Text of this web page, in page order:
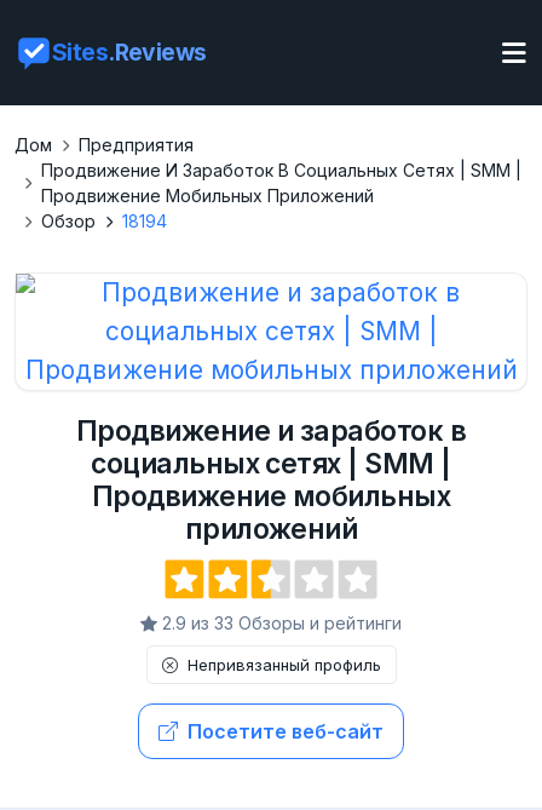
Sites.Reviews
Дом
Предприятия
Продвижение И Заработок В Социальных Сетях | SММ |
Продвижение Мобильных Приложений
Обзор
18194
Продвижение и заработок в
социальных сетях | SММ |
Продвижение мобильных
приложений
2.9 из 33 Обзоры и рейтинги
Непривязанный профиль
Посетите веб-сайт